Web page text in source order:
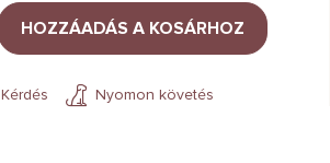
HOZZÁADÁS A KOSÁRHOZ
Kérdés
Nyomon követés